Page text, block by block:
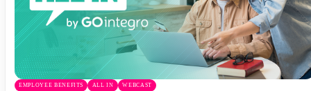
EMPLOYEE BENEFITS ALL IN WEBCAST